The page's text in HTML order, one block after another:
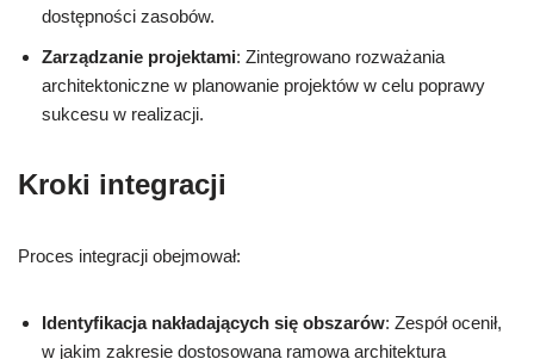
dostępności zasobów.
Zarządzanie projektami: Zintegrowano rozważania
architektoniczne w planowanie projektów w celu poprawy
sukcesu w realizacji.
Kroki integracji
Proces integracji obejmował:
Identyfikacja nakładających się obszarów: Zespół ocenił,
w jakim zakresie dostosowana ramowa architektura